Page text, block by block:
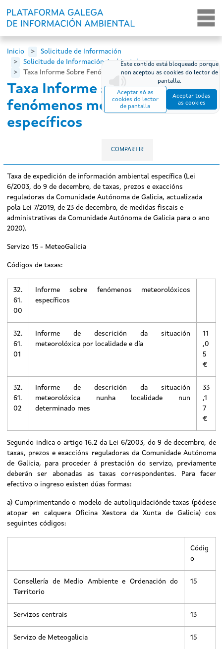
Inicio
Solicitude de Información
Solicitude de Información Ambiental
Taxa Informe Sobre Fenómenos Meteorolóxicos Esp...
Taxa Informe sobre
fenómenos meteorolóxicos
específicos
Este contido está bloqueado porque
non aceptou as cookies do lector de
pantalla.
Aceptar só as
cookies do lector
de pantalla
Aceptar todas
as cookies
COMPARTIR
Taxa de expedición de información ambiental específica (Lei
6/2003, do 9 de decembro, de taxas, prezos e exaccións
reguladoras da Comunidade Autónoma de Galicia, actualizada
pola Lei 7/2019, de 23 de decembro, de medidas fiscais e
administrativas da Comunidade Autónoma de Galicia para o ano
2020).
Servizo 15 - MeteoGalicia
Códigos de taxas:
32.
61.
00
Informe sobre fenómenos meteorolóxicos
específicos
32.
61.
01
Informe de descrición da situación
meteorolóxica por localidade e día
11
,0
5
€
32.
61.
02
Informe de descrición da situación
meteorolóxica nunha localidade nun
determinado mes
33
,1
7
€
Segundo indica o artigo 16.2 da Lei 6/2003, do 9 de decembro, de
taxas, prezos e exaccións reguladoras da Comunidade Autónoma
de Galicia, para proceder á prestación do servizo, previamente
deberán ser abonadas as taxas correspondentes. Para facer
efectivo o ingreso existen dúas formas:
a) Cumprimentando o modelo de autoliquidaciónde taxas (pódese
atopar en calquera Oficina Xestora da Xunta de Galicia) cos
seguintes códigos:
Códig
o
Consellería de Medio Ambiente e Ordenación do
Territorio
15
Servizos centrais 13
Servizo de Meteogalicia 15